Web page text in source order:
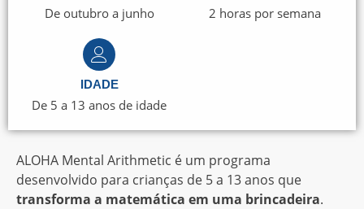
De outubro a junho 2 horas por semana
IDADE
De 5 a 13 anos de idade
ALOHA Mental Arithmetic é um programa
desenvolvido para crianças de 5 a 13 anos que
transforma a matemática em uma brincadeira.